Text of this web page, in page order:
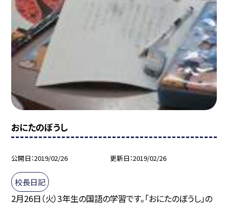
おにたのぼうし
公開日 2019/02/26 更新日 2019/02/26
校長日記
2月26日（火）3年生の国語の学習です。「おにたのぼうし」の